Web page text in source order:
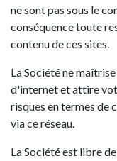
ne sont pas sous le
conséquence toute
contenu de ces sites.
La Société ne
d'internet et attire
risques en termes de
via ce réseau.
La Société est libre